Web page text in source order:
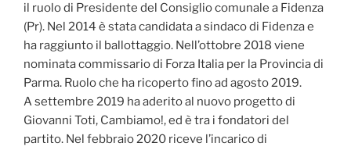
il ruolo di Presidente del Consiglio comunale a Fidenza
(Pr). Nel 2014 è stata candidata a sindaco di Fidenza e
ha raggiunto il ballottaggio. Nell’ottobre 2018 viene
nominata commissario di Forza Italia per la Provincia di
Parma. Ruolo che ha ricoperto fino ad agosto 2019.
A settembre 2019 ha aderito al nuovo progetto di
Giovanni Toti, Cambiamo!, ed è tra i fondatori del
partito. Nel febbraio 2020 riceve l’incarico di